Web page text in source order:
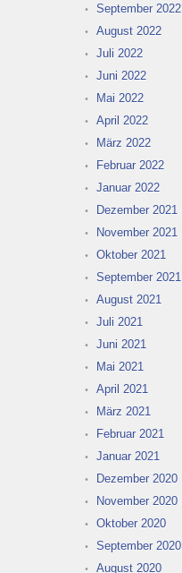
September 2022
August 2022
Juli 2022
Juni 2022
Mai 2022
April 2022
März 2022
Februar 2022
Januar 2022
Dezember 2021
November 2021
Oktober 2021
September 2021
August 2021
Juli 2021
Juni 2021
Mai 2021
April 2021
März 2021
Februar 2021
Januar 2021
Dezember 2020
November 2020
Oktober 2020
September 2020
August 2020